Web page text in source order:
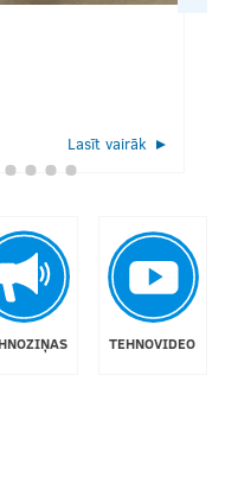
Lasīt vairāk
TEHNOVIDEO